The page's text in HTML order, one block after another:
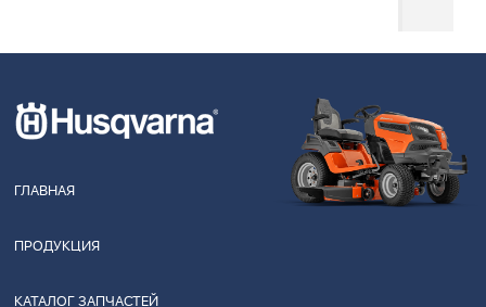
ГЛАВНАЯ
ПРОДУКЦИЯ
КАТАЛОГ ЗАПЧАСТЕЙ